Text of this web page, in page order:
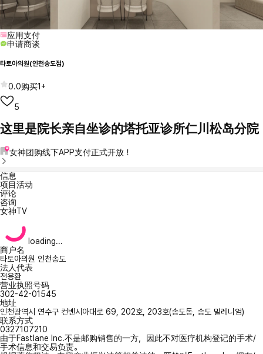
应用支付
申请商谈
타토아의원(인천송도점)
0.0购买1+
5
这里是院长亲自坐诊的塔托亚诊所仁川松岛分院
女神团购线下APP支付正式开放！
信息
项目活动
评论
咨询
女神TV
loading...
商户名
타토아의원 인천송도
法人代表
전용환
营业执照号码
302-42-01545
地址
인천광역시 연수구 컨벤시아대로 69, 202호, 203호(송도동, 송도 밀레니엄)
联系方式
0327107210
由于Fastlane Inc.不是邮购销售的一方，因此不对医疗机构登记的手术/
手术信息和交易负责。